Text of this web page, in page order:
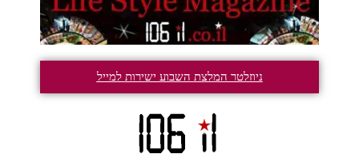
ניוזלטר המלצת השבוע ישירות למייל